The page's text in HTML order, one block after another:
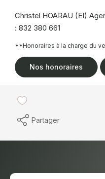
Christel HOARAU (EI)
: 832 380 661
**Honoraires à la charge du
Nos honoraires
Partager